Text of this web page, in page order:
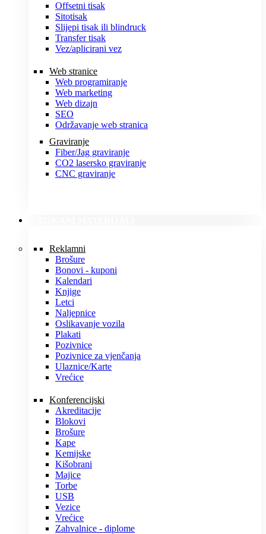
Offsetni tisak
Sitotisak
Slijepi tisak ili blindruck
Transfer tisak
Vez/aplicirani vez
Web stranice
Web programiranje
Web marketing
Web dizajn
SEO
Održavanje web stranica
Graviranje
Fiber/Jag graviranje
CO2 lasersko graviranje
CNC graviranje
Reklamni
Brošure
Bonovi - kuponi
Kalendari
Knjige
Letci
Naljepnice
Oslikavanje vozila
Plakati
Pozivnice
Pozivnice za vjenčanja
Ulaznice/Karte
Vrećice
Konferencijski
Akreditacije
Blokovi
Brošure
Kape
Kemijske
Kišobrani
Majice
Torbe
USB
Vezice
Vrećice
Zahvalnice - diplome